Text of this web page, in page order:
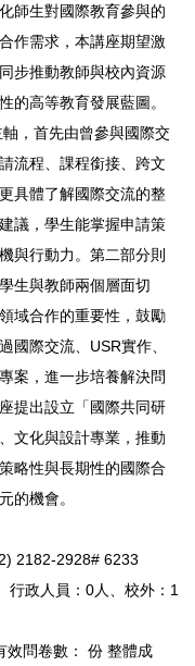
師生對國際教育參與的
作需求，本講座期望激
步推動教師與校內資源
的高等教育發展藍圖。
，首先由曾參與國際交
流程、課程銜接、跨文
具體了解國際交流的整
議，學生能掌握申請策
與行動力。第二部分則
生與教師兩個層面切
域合作的重要性，鼓勵
國際交流、USR實作、
案，進一步培養解決問
提出設立「國際共同研
文化與設計專業，推動
略性與長期性的國際合
的機會。
2182-2928# 6233
行政人員：0人、校外：1
效問卷數： 份 整體成